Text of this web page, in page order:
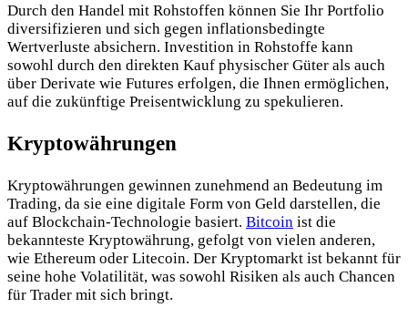
Durch den Handel mit Rohstoffen können Sie Ihr Portfolio
diversifizieren und sich gegen inflationsbedingte
Wertverluste absichern. Investition in Rohstoffe kann
sowohl durch den direkten Kauf physischer Güter als auch
über Derivate wie Futures erfolgen, die Ihnen ermöglichen,
auf die zukünftige Preisentwicklung zu spekulieren.
Kryptowährungen
Kryptowährungen gewinnen zunehmend an Bedeutung im
Trading, da sie eine digitale Form von Geld darstellen, die
auf Blockchain-Technologie basiert. Bitcoin ist die
bekannteste Kryptowährung, gefolgt von vielen anderen,
wie Ethereum oder Litecoin. Der Kryptomarkt ist bekannt für
seine hohe Volatilität, was sowohl Risiken als auch Chancen
für Trader mit sich bringt.